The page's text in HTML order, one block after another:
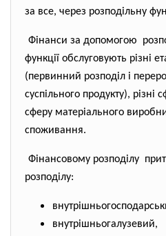
за все, через розподільну
Фінанси за допомогою
функції обслуговують різні
(первинний розподіл і
суспільного продукту), різні
сферу матеріального
споживання.
Фінансовому розподілу
розподілу:
внутрішньогалузевий,